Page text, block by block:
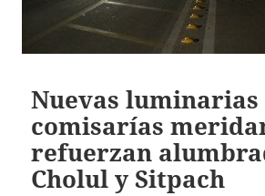
Nuevas luminarias
comisarías
refuerzan
Cholul y Sitpach